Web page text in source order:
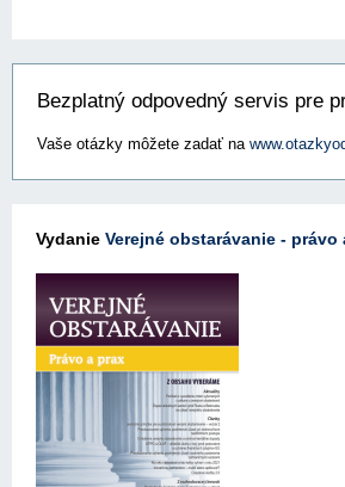
Bezplatný odpovedný servis pre
Vaše otázky môžete zadať na
Vydanie Verejné obstarávanie - právo